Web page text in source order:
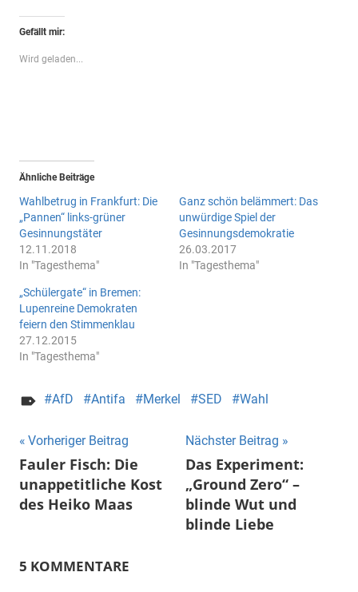
Gefällt mir:
Wird geladen...
Ähnliche Beiträge
Wahlbetrug in Frankfurt: Die
„Pannen“ links-grüner
Gesinnungstäter
12.11.2018
In "Tagesthema"
Ganz schön belämmert: Das
unwürdige Spiel der
Gesinnungsdemokratie
26.03.2017
In "Tagesthema"
„Schülergate“ in Bremen:
Lupenreine Demokraten
feiern den Stimmenklau
27.12.2015
In "Tagesthema"
AfD Antifa Merkel SED Wahl
Beitragsnavigation
Vorheriger Beitrag
Fauler Fisch: Die
unappetitliche Kost
des Heiko Maas
Nächster Beitrag
Das Experiment:
„Ground Zero“ –
blinde Wut und
blinde Liebe
5 KOMMENTARE